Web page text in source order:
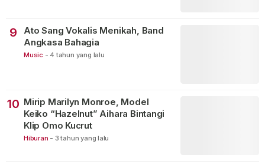
9
Ato Sang Vokalis Menikah, Band
Angkasa Bahagia
Music - 4 tahun yang lalu
10 Mirip Marilyn Monroe, Model
Keiko “Hazelnut” Aihara Bintangi
Klip Omo Kucrut
Hiburan - 3 tahun yang lalu